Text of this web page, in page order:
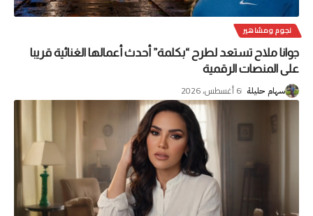
نجوم ومشاهير
جوانا ملاح تستعد لطرح “بكلمة” أحدث أعمالها الغنائية قريبا
على المنصات الرقمية
سهام حليلة 6 أغسطس، 2026